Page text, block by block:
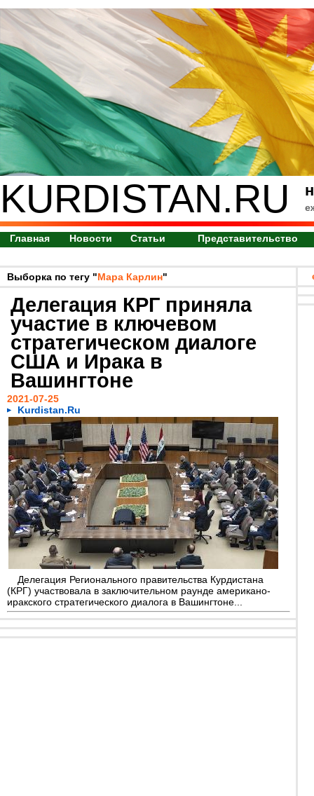
KURDISTAN.RU
Главная Новости Статьи Представительство
Выборка по тегу "Мара Карлин"
Делегация КРГ приняла
участие в ключевом
стратегическом диалоге
США и Ирака в
Вашингтоне
2021-07-25
Kurdistan.Ru
Делегация Регионального правительства Курдистана
(КРГ) участвовала в заключительном раунде американо-
иракского стратегического диалога в Вашингтоне...